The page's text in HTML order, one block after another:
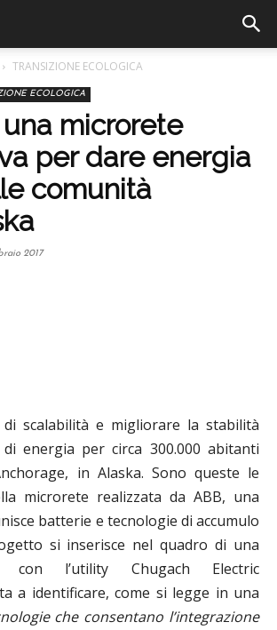
TRANSIZIONE ECOLOGICA
ECOLOGICA
una microrete
per dare energia
comunità
2017
scalabilità e migliorare la stabilità
energia per circa 300.000 abitanti
in Alaska. Sono queste le
microrete realizzata da ABB, una
batterie e tecnologie di accumulo
si inserisce nel quadro di una
con l’utility Chugach Electric
a identificare, come si legge in una
che consentano l’integrazione